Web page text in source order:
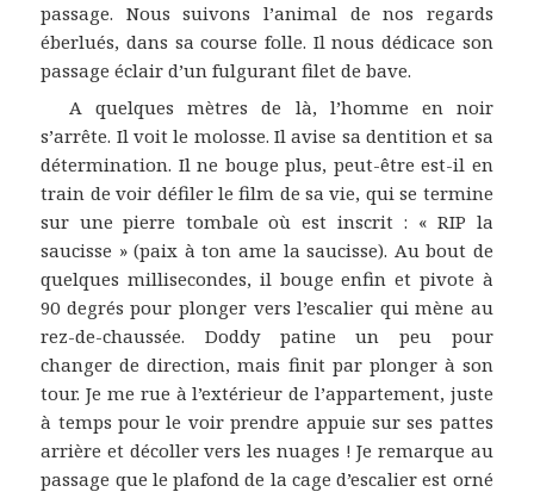
passage. Nous suivons l’animal de nos regards
éberlués, dans sa course folle. Il nous dédicace son
passage éclair d’un fulgurant filet de bave.
A quelques mètres de là, l’homme en noir
s’arrête. Il voit le molosse. Il avise sa dentition et sa
détermination. Il ne bouge plus, peut-être est-il en
train de voir défiler le film de sa vie, qui se termine
sur une pierre tombale où est inscrit : « RIP la
saucisse » (paix à ton ame la saucisse). Au bout de
quelques millisecondes, il bouge enfin et pivote à
90 degrés pour plonger vers l’escalier qui mène au
rez-de-chaussée. Doddy patine un peu pour
changer de direction, mais finit par plonger à son
tour. Je me rue à l’extérieur de l’appartement, juste
à temps pour le voir prendre appuie sur ses pattes
arrière et décoller vers les nuages ! Je remarque au
passage que le plafond de la cage d’escalier est orné